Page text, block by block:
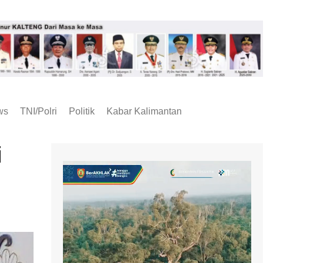
TNI/Polri Politik Kabar Kalimantan